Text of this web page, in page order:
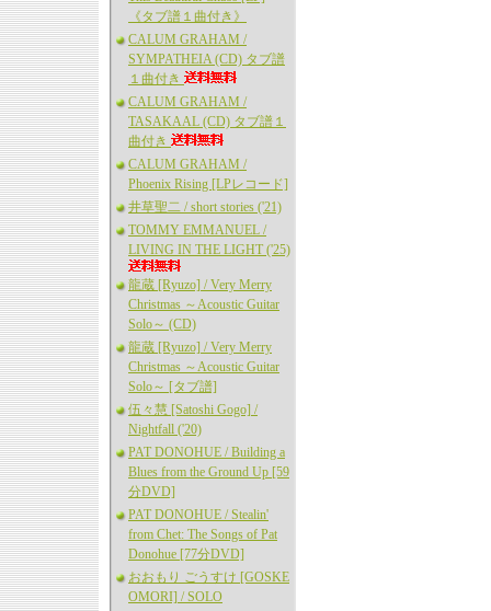
《タブ譜１曲付き》
CALUM GRAHAM /
SYMPATHEIA (CD) タブ譜
１曲付き
CALUM GRAHAM /
TASAKAAL (CD) タブ譜１
曲付き
CALUM GRAHAM /
Phoenix Rising [LPレコード]
井草聖二 / short stories ('21)
TOMMY EMMANUEL /
LIVING IN THE LIGHT ('25)
龍蔵 [Ryuzo] / Very Merry
Christmas ～Acoustic Guitar
Solo～ (CD)
龍蔵 [Ryuzo] / Very Merry
Christmas ～Acoustic Guitar
Solo～ [タブ譜]
伍々慧 [Satoshi Gogo] /
Nightfall ('20)
PAT DONOHUE / Building a
Blues from the Ground Up [59
分DVD]
PAT DONOHUE / Stealin'
from Chet: The Songs of Pat
Donohue [77分DVD]
おおもり ごうすけ [GOSKE
OMORI] / SOLO